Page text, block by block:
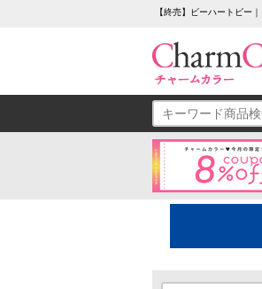
【終売】ビーハートビー